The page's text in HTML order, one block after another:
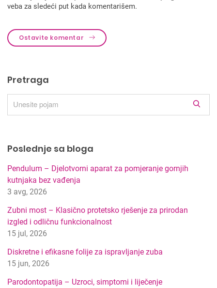
veba za sledeći put kada komentarišem.
Ostavite komentar
Pretraga
e
Poslednje sa bloga
Pendulum – Djelotvorni aparat za pomjeranje gornjih
kutnjaka bez vađenja
3 avg, 2026
Zubni most – Klasično protetsko rješenje za prirodan
izgled i odličnu funkcionalnost
15 jul, 2026
Diskretne i efikasne folije za ispravljanje zuba
15 jun, 2026
Parodontopatija – Uzroci, simptomi i liječenje